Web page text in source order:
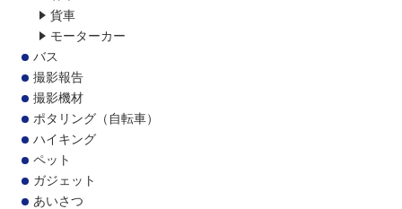
貨車
モーターカー
バス
撮影報告
撮影機材
ポタリング（自転車）
ハイキング
ペット
ガジェット
あいさつ